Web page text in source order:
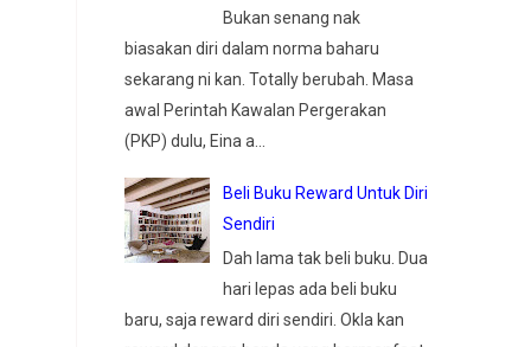
Bukan senang nak
biasakan diri dalam norma baharu
sekarang ni kan. Totally berubah. Masa
awal Perintah Kawalan Pergerakan
(PKP) dulu, Eina a...
Beli Buku Reward Untuk Diri
Sendiri
Dah lama tak beli buku. Dua
hari lepas ada beli buku
baru, saja reward diri sendiri. Okla kan